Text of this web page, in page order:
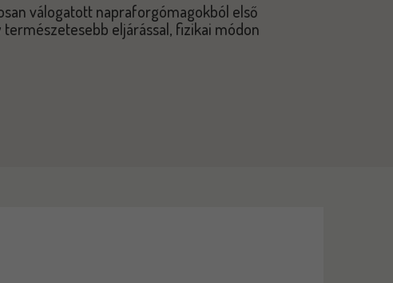
válogatott napraforgómagokból első
eljárással, fizikai módon